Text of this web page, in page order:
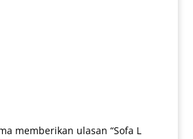
memberikan ulasan “Sofa L